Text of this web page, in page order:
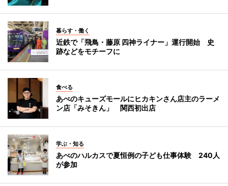
暮らす・働く
近鉄で「飛鳥・藤原 四神ライナー」運行開始 史
跡などをモチーフに
食べる
あべのキューズモールにヒカキンさん店主のラーメ
ン店「みそきん」 関西初出店
学ぶ・知る
あべのハルカスで夏恒例の子ども仕事体験 240人
が参加